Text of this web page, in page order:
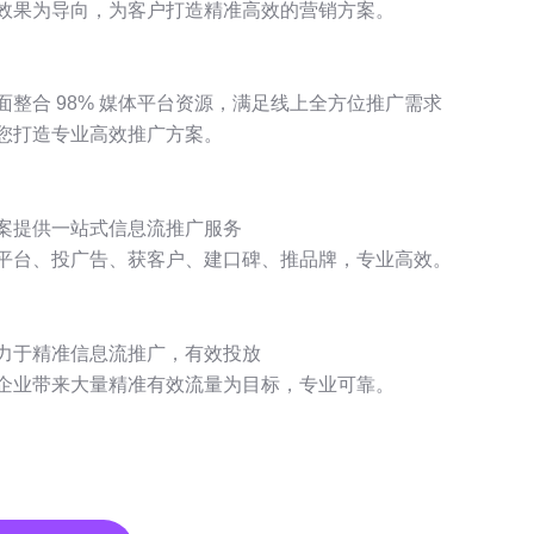
果为导向，为客户打造精准高效的营销方案。
整合 98% 媒体平台资源，满足线上全方位推广需求
打造专业高效推广方案。
提供一站式信息流推广服务
台、投广告、获客户、建口碑、推品牌，专业高效。
于精准信息流推广，有效投放
业带来大量精准有效流量为目标，专业可靠。